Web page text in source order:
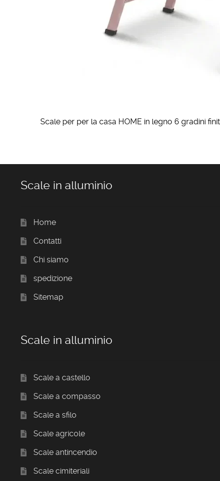
Scale per per la casa HOME in legno 6 gradini
Scale in alluminio
Home
Contatti
Chi siamo
spedizione
Sitemap
Scale in alluminio
Scale a castello
Scale a compasso
Scale a sfilo
Scale agricole
Scale antincendio
Scale cimiteriali